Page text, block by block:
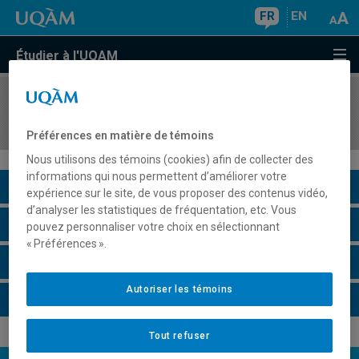
FR EN
Étudier à l'UQAM
COURS//
Description du cours
Horaire - Été 2026
Préférences en matière de témoins
Nous utilisons des témoins (cookies) afin de collecter des
informations qui nous permettent d’améliorer votre
expérience sur le site, de vous proposer des contenus vidéo,
d’analyser les statistiques de fréquentation, etc. Vous
pouvez personnaliser votre choix en sélectionnant
« Préférences ».
Tout refuser
Autoriser les témoins